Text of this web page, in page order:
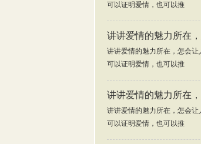
可以证明爱情，也可以推
讲讲爱情的魅力所在
讲讲爱情的魅力所在，怎会
可以证明爱情，也可以推
讲讲爱情的魅力所在
讲讲爱情的魅力所在，怎会
可以证明爱情，也可以推